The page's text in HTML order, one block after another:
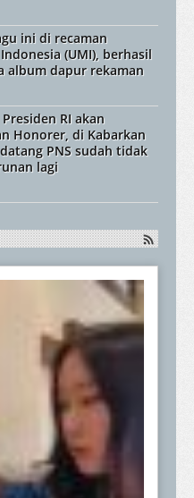
ini di recaman
(UMI), berhasil
album dapur rekaman
RI akan
Honorer, di Kabarkan
PNS sudah tidak
lagi